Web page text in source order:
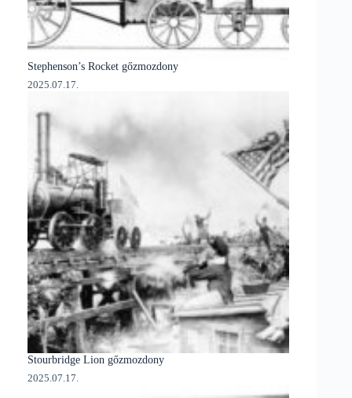
Stephenson’s Rocket gőzmozdony
2025.07.17.
Stourbridge Lion gőzmozdony
2025.07.17.